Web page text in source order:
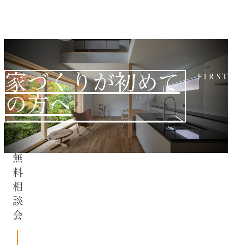
家づくりが初めて
の方へ
無料相談会